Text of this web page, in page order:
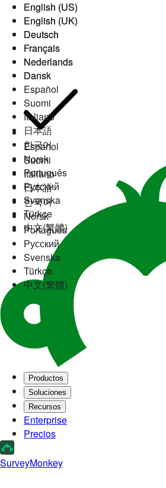
Productos
Soluciones
Recursos
Enterprise
Precios
SurveyMonkey
English (US)
English (UK)
Deutsch
Français
Nederlands
Dansk
Español
Suomi
Italiano
日本語
한국어
Norsk
Português
Русский
Svenska
Türkçe
中文(繁體)
English (US)
English (UK)
Deutsch
Français
Nederlands
Dansk
Español
Suomi
Italiano
日本語
한국어
Norsk
Português
Русский
Svenska
Türkçe
中文(繁體)